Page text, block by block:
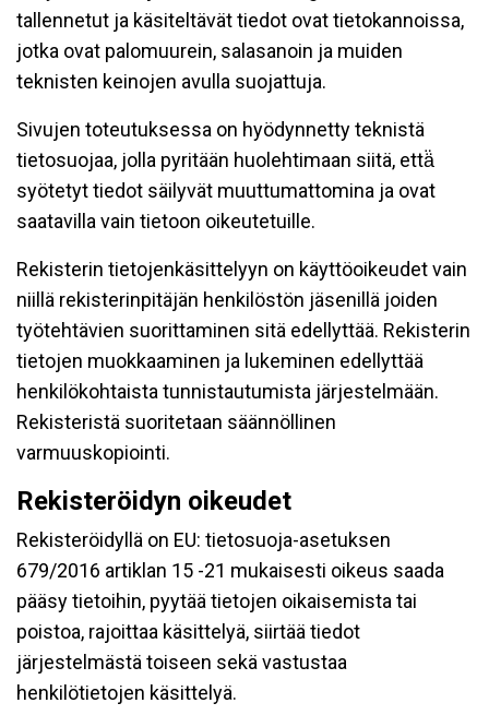
tallennetut ja käsiteltävät tiedot ovat tietokannoissa,
jotka ovat palomuurein, salasanoin ja muiden
teknisten keinojen avulla suojattuja.
Sivujen toteutuksessa on hyödynnetty teknistä
tietosuojaa, jolla pyritään huolehtimaan siitä, että̈
syötetyt tiedot säilyvät muuttumattomina ja ovat
saatavilla vain tietoon oikeutetuille.
Rekisterin tietojenkäsittelyyn on käyttöoikeudet vain
niillä rekisterinpitäjän henkilöstön jäsenillä joiden
työtehtävien suorittaminen sitä edellyttää. Rekisterin
tietojen muokkaaminen ja lukeminen edellyttää
henkilökohtaista tunnistautumista järjestelmään.
Rekisteristä suoritetaan säännöllinen
varmuuskopiointi.
Rekisteröidyn oikeudet
Rekisteröidyllä on EU: tietosuoja-asetuksen
679/2016 artiklan 15 -21 mukaisesti oikeus saada
pääsy tietoihin, pyytää tietojen oikaisemista tai
poistoa, rajoittaa käsittelyä, siirtää tiedot
järjestelmästä toiseen sekä vastustaa
henkilötietojen käsittelyä.